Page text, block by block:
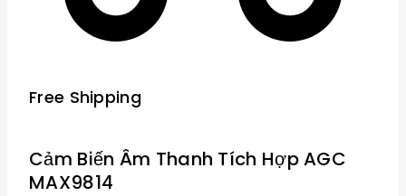
Free Shipping
Cảm Biến Âm Thanh Tích Hợp AGC
MAX9814